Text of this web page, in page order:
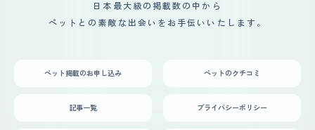
日本最大級の掲載数の中から
ペットとの素敵な出会いをお手伝いいたします。
ペット掲載のお申し込み ペットのクチコミ
記事一覧 プライバシーポリシー